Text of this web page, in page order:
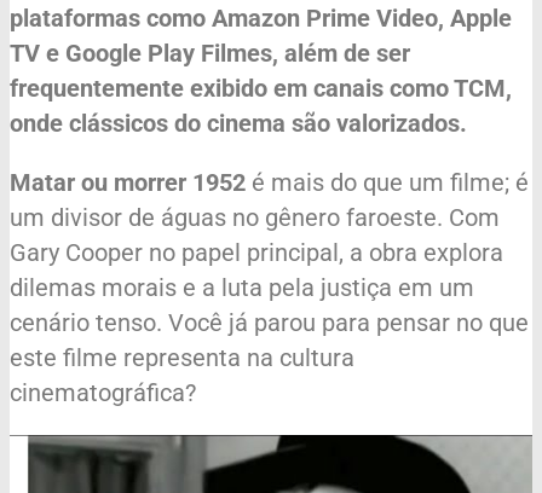
plataformas como Amazon Prime Video, Apple
TV e Google Play Filmes, além de ser
frequentemente exibido em canais como TCM,
onde clássicos do cinema são valorizados.
Matar ou morrer 1952 é mais do que um filme; é
um divisor de águas no gênero faroeste. Com
Gary Cooper no papel principal, a obra explora
dilemas morais e a luta pela justiça em um
cenário tenso. Você já parou para pensar no que
este filme representa na cultura
cinematográfica?